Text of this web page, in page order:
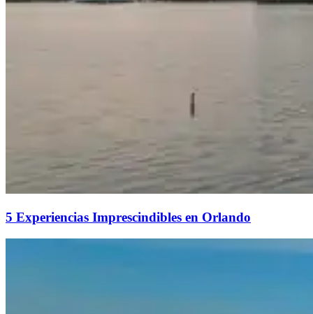
5 Experiencias Imprescindibles en Orlando